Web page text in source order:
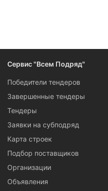
Сервис "Всем Подряд"
Победители тендеров
Завершенные тендеры
Тендеры
Заявки на субподряд
Карта строек
Подбор поставщиков
Организации
Объявления